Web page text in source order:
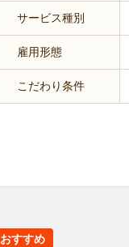
サービス種別
雇用形態
こだわり条件
おすすめ